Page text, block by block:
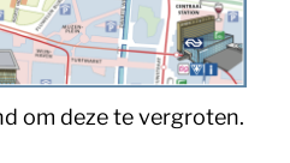
om deze te vergroten.